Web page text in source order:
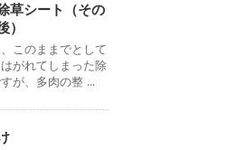
草シート（その
）
このままでとして
がれてしまった除
が、多肉の整 ...